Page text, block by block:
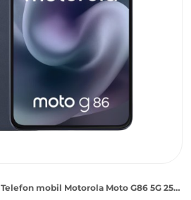
Telefon mobil Motorola Moto G86 5G 256GB Dual SIM, Spellbound